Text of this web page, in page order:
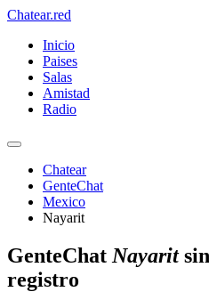
Chatear.red
Inicio
Paises
Salas
Amistad
Radio
Chatear
GenteChat
Mexico
Nayarit
GenteChat Nayarit
registro